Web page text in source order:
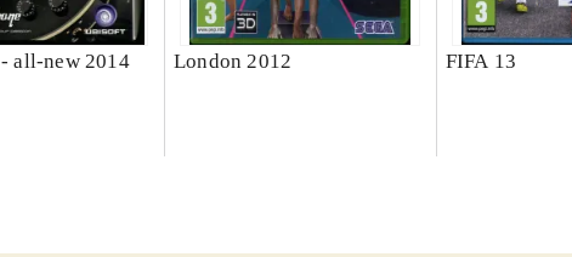
all-new 2014
London 2012 FIFA 13